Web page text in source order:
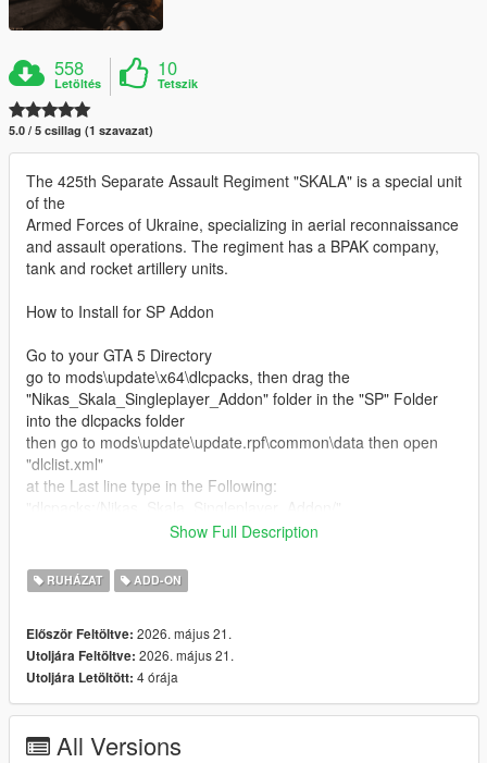
558
Letöltés
10
Tetszik
5.0 / 5 csillag (1 szavazat)
The 425th Separate Assault Regiment "SKALA" is a special unit
of the
Armed Forces of Ukraine, specializing in aerial reconnaissance
and assault operations. The regiment has a BPAK company,
tank and rocket artillery units.
How to Install for SP Addon
Go to your GTA 5 Directory
go to mods\update\x64\dlcpacks, then drag the
"Nikas_Skala_Singleplayer_Addon" folder in the "SP" Folder
into the dlcpacks folder
then go to mods\update\update.rpf\common\data then open
"dlclist.xml"
at the Last line type in the Following:
Go to the Resource folder of the FiveM Server then go into a
then drag and drop the "Nikas_Skala_Singleplayer_Addon" into
that folder.
Then Go to ur server.cfg and add
"ensure Nikas_Skala_Singleplayer_Addon" or when u use a
Show Full Description
RUHÁZAT ADD-ON
Először Feltöltve: 2026. május 21.
Utoljára Feltöltve: 2026. május 21.
Utoljára Letöltött: 4 órája
All Versions